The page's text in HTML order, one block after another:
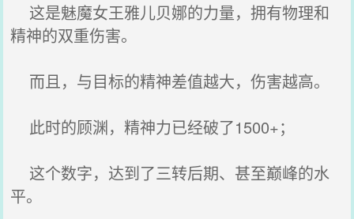
这是魅魔女王雅儿贝娜的力量，拥有物理和
精神的双重伤害。
而且，与目标的精神差值越大，伤害越高。
此时的顾渊，精神力已经破了1500+；
这个数字，达到了三转后期、甚至巅峰的水
平。